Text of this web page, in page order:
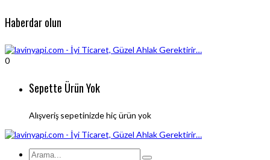
Haberdar olun
0
Sepette Ürün Yok
Alışveriş sepetinizde hiç ürün yok